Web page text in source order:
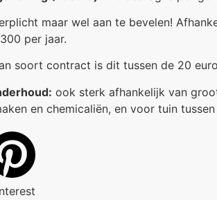
maar wel aan te bevelen!
per jaar.
soort contract is dit tussen de 20
ook sterk afhankelijk van
en chemicaliën, en voor tuin